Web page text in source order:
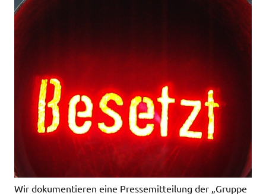
Wir dokumentieren eine Pressemitteilung der „Gruppe